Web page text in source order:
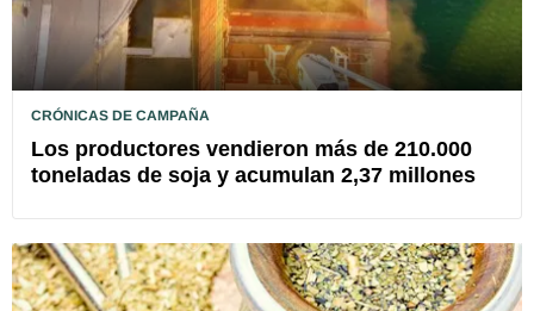
CRÓNICAS DE CAMPAÑA
Los productores vendieron más de 210.000
toneladas de soja y acumulan 2,37 millones